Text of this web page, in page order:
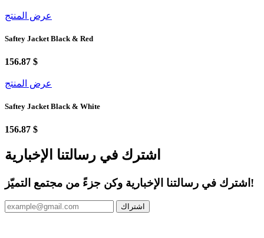
عرض المنتج
Saftey Jacket Black & Red
156.87 $
عرض المنتج
Saftey Jacket Black & White
156.87 $
اشترك في رسالتنا الإخبارية
اشترك في رسالتنا الإخبارية وكن جزءً من مجتمع التميّز!
اشتراك